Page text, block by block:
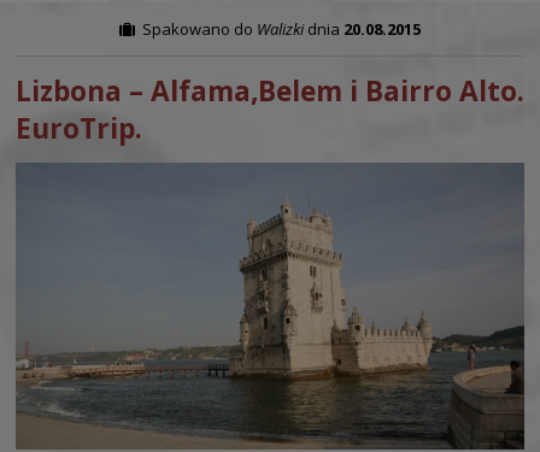
Spakowano do Walizkidnia 20.08.2015
Lizbona – Alfama,Belem i Bairro Alto.
EuroTrip.